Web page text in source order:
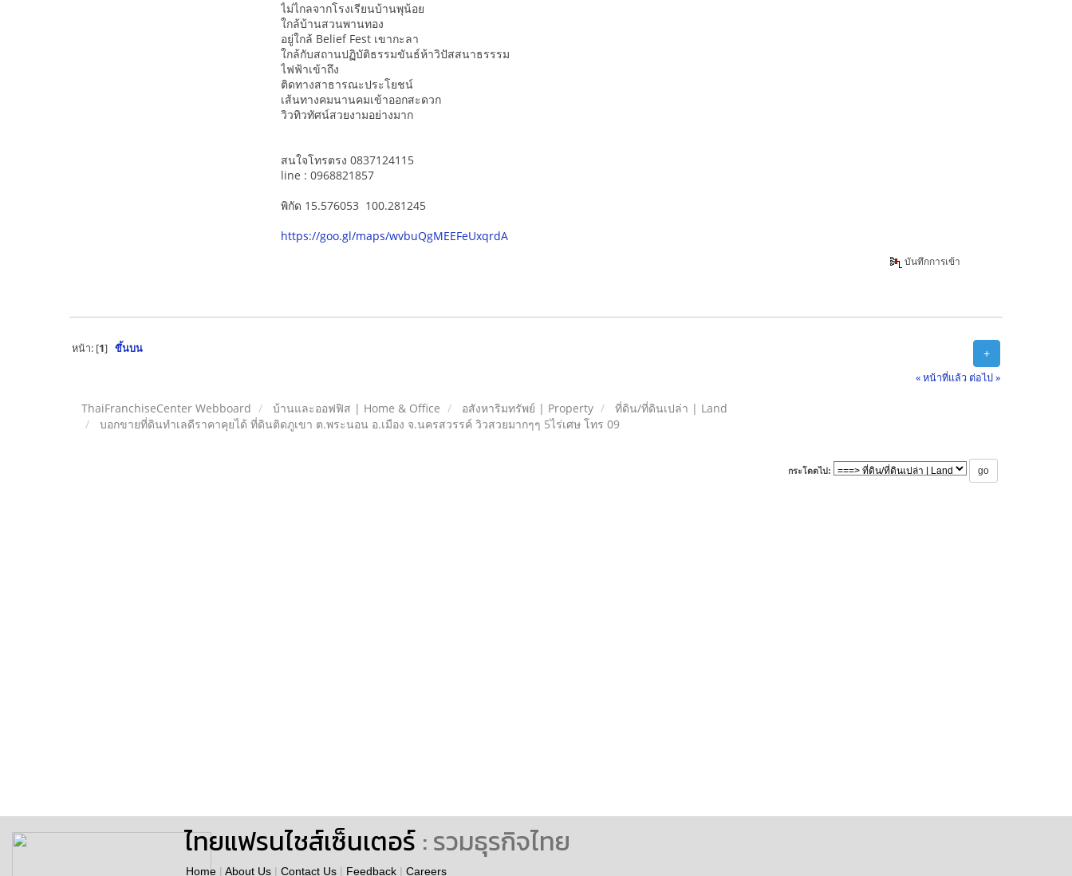
ไม่ไกลจากโรงเรียนบ้านพุน้อย
ใกล้บ้านสวนพานทอง
อยู่ใกล้ Belief Fest เขากะลา
ใกล้กับสถานปฏิบัติธรรมขันธ์ห้าวิปัสสนาธรรรม
ไฟฟ้าเข้าถึง
ติดทางสาธารณะประโยชน์
เส้นทางคมนานคมเข้าออกสะดวก
วิวทิวทัศน์สวยงามอย่างมาก
สนใจโทรตรง 0837124115
line : 0968821857
พิกัด 15.576053 100.281245
https://goo.gl/maps/wvbuQgMEEFeUxqrdA
บันทึกการเข้า
+
หน้า: [1] ขึ้นบน
« หน้าที่แล้ว ต่อไป »
ThaiFranchiseCenter Webboard บ้านและออฟฟิส | Home & Office อสังหาริมทรัพย์ | Property
ที่ดิน/ที่ดินเปล่า | Land
บอกขายที่ดินทำเลดีราคาคุยได้ ที่ดินติดภูเขา ต.พระนอน อ.เมือง จ.นครสวรรค์ วิวสวยมากๆๆ 5ไร่เศษ โทร 09
กระโดดไป:
ไทยแฟรนไชส์เซ็นเตอร์ : รวมธุรกิจไทย
Home | About Us | Contact Us | Feedback | Careers